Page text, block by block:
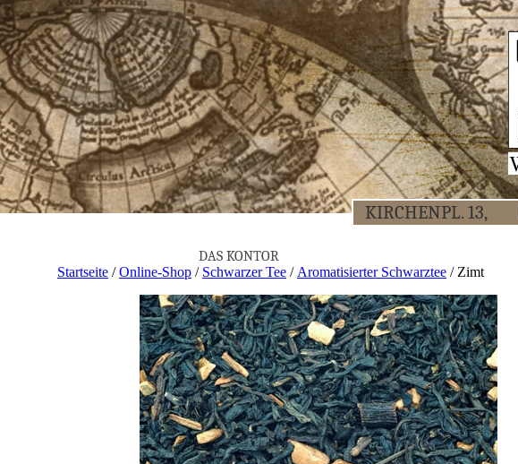
KIR­CHEN­PL. 13,
DAS KON­TOR
Startseite /Online-Shop / Schwarzer Tee /Aromatisierter Schwarztee / Zimt